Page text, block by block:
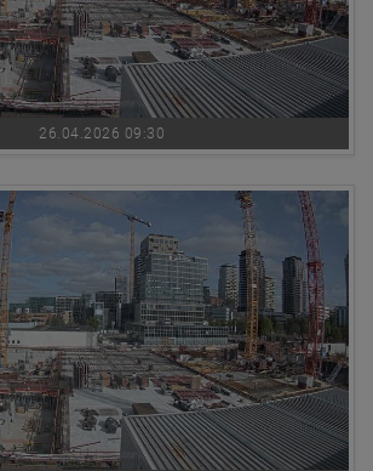
26.04.2026 09:30